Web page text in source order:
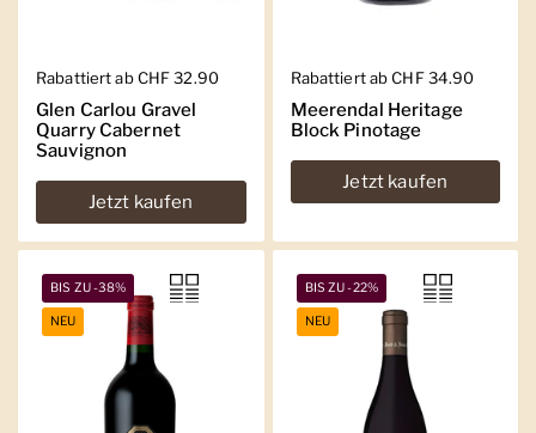
Regulärer Preis
Rabattiert ab CHF 32.90
Glen Carlou Gravel
Quarry Cabernet
Sauvignon
Jetzt kaufen
Regulärer Preis
Rabattiert ab CHF 34.90
Meerendal Heritage
Block Pinotage
Jetzt kaufen
BIS ZU -38%
NEU
BIS ZU -22%
NEU